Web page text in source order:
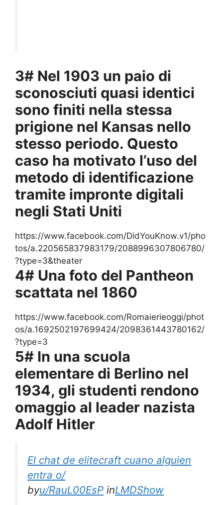
3# Nel 1903 un paio di
sconosciuti quasi identici
sono finiti nella stessa
prigione nel Kansas nello
stesso periodo. Questo
caso ha motivato l’uso del
metodo di identificazione
tramite impronte digitali
negli Stati Uniti
https://www.facebook.com/DidYouKnow.v1/pho
tos/a.220565837983179/2088996307806780/
?type=3&theater
4# Una foto del Pantheon
scattata nel 1860
https://www.facebook.com/Romaierieoggi/phot
os/a.1692502197699424/2098361443780162/
?type=3
5# In una scuola
elementare di Berlino nel
1934, gli studenti rendono
omaggio al leader nazista
Adolf Hitler
El chat de elitecraft cuano alguien
entra o/
byu/RauL00EsP inLMDShow